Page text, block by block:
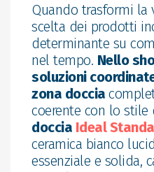
Quando trasformi la
scelta dei prodotti
determinante su
nel tempo. Nello
soluzioni
zona doccia
coerente con lo stile
doccia Ideal
ceramica bianco
essenziale e solida,